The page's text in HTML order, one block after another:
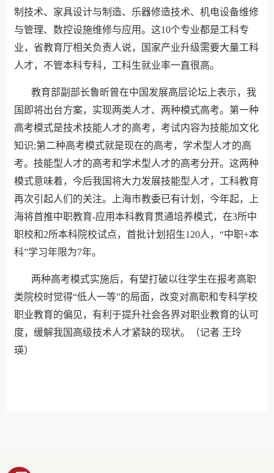
制技术、家具设计与制造、乐器修造技术、机电设备维修
与管理、数控设施维修与应用。这10个专业都是工科专
业，省教育厅相关负责人说，国家产业升级需要大量工科
人才，不管本科专科，工科生就业率一直很高。
教育部副部长鲁昕曾在中国发展高层论坛上表示，我
国即将出台方案，实现两类人才、两种模式高考。第一种
高考模式是技术技能人才的高考，考试内容为技能加文化
知识;第二种高考模式就是现在的高考，学术型人才的高
考。技能型人才的高考和学术型人才的高考分开。这两种
模式意味着，今后我国将大力发展技能型人才，工科教育
再次引起人们的关注。上海市教委已有计划，今年起，上
海将首推中职教育-应用本科教育贯通培养模式，在3所中
职校和2所本科院校试点，首批计划招生120人，“中职+本
科”学习年限为7年。
两种高考模式实施后，有望打破以往学生在报考高职
类院校时觉得“低人一等”的局面，改变对高职和专科学校
职业教育的偏见，有利于提升社会各界对职业教育的认可
度，缓解我国高级技术人才紧缺的现状。（记者 王玲
瑛）